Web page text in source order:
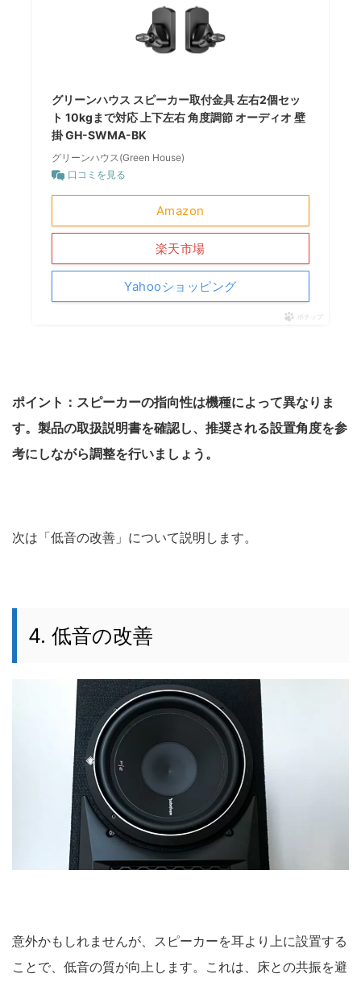
グリーンハウス スピーカー取付金具 左右2個セッ
ト 10kgまで対応 上下左右 角度調節 オーディオ 壁
掛 GH-SWMA-BK
グリーンハウス(Green House)
口コミを見る
Amazon
楽天市場
Yahooショッピング
ポチップ
ポイント：スピーカーの指向性は機種によって異なりま
す。製品の取扱説明書を確認し、推奨される設置角度を参
考にしながら調整を行いましょう。
次は「低音の改善」について説明します。
4. 低音の改善
意外かもしれませんが、スピーカーを耳より上に設置する
ことで、低音の質が向上します。これは、床との共振を避